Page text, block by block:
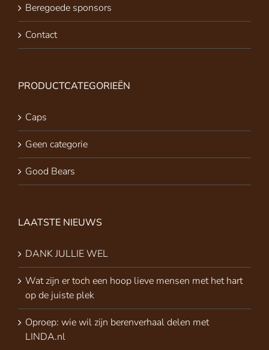
Beregoede sponsors
Contact
PRODUCTCATEGORIEËN
Caps
Geen categorie
Good Bears
LAATSTE NIEUWS
DANK JULLIE WEL
Wat zijn er toch een hoop lieve mensen met het hart
op de juiste plek
Oproep: wie wil zijn berenverhaal delen met
LINDA.nl